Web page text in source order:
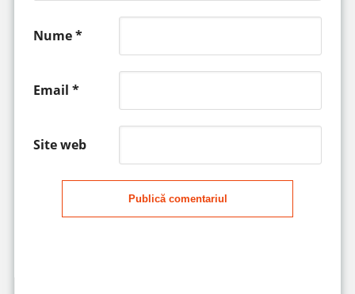
Nume*
Email *
Site web
Publică comentariul